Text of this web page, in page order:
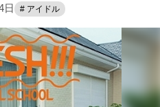
日 # アイドル